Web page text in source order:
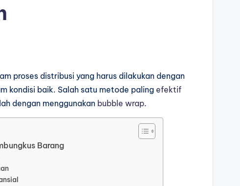
proses distribusi yang harus dilakukan dengan
kondisi baik. Salah satu metode paling efektif
dengan menggunakan bubble wrap.
Barang